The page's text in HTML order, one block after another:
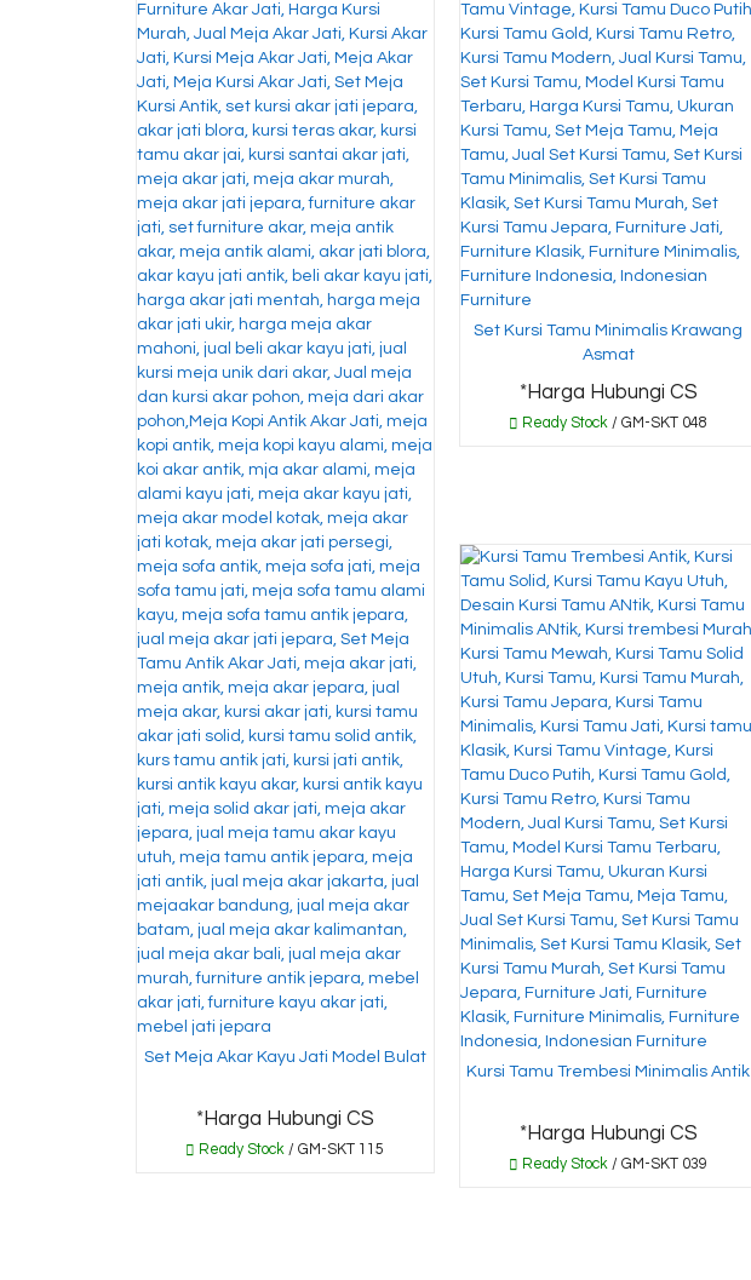
Set Meja Akar Kayu Jati Model Bulat
*Harga Hubungi CS
Ready Stock / GM-SKT 115
Set Kursi Tamu Minimalis Krawang
Asmat
*Harga Hubungi CS
Ready Stock / GM-SKT 048
Kursi Tamu Trembesi Minimalis Antik
*Harga Hubungi CS
Ready Stock / GM-SKT 039